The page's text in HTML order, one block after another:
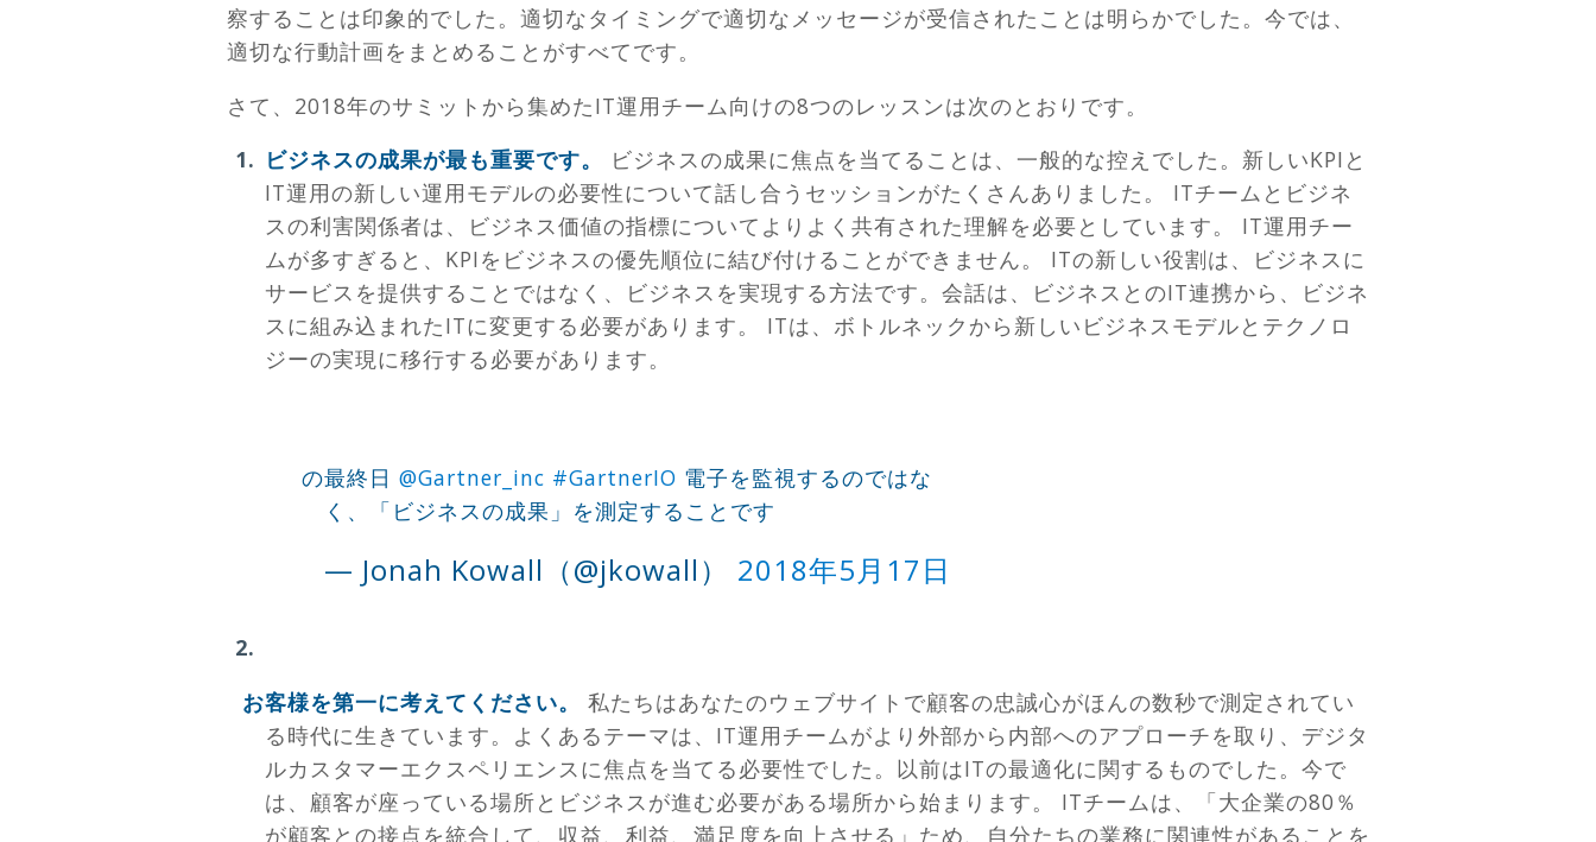
察することは印象的でした。適切なタイミングで適切なメッセージが受信されたことは明らかでした。今では、
適切な行動計画をまとめることがすべてです。
さて、2018年のサミットから集めたIT運用チーム向けの8つのレッスンは次のとおりです。
ビジネスの成果が最も重要です。
ビジネスの成果に焦点を当てることは、一般的な控えでした。新しいKPIと
IT運用の新しい運用モデルの必要性について話し合うセッションがたくさんありました。 ITチームとビジネ
スの利害関係者は、ビジネス価値の指標についてよりよく共有された理解を必要としています。 IT運用チー
ムが多すぎると、KPIをビジネスの優先順位に結び付けることができません。 ITの新しい役割は、ビジネスに
サービスを提供することではなく、ビジネスを実現する方法です。会話は、ビジネスとのIT連携から、ビジネ
スに組み込まれたITに変更する必要があります。 ITは、ボトルネックから新しいビジネスモデルとテクノロ
ジーの実現に移行する必要があります。
の最終日 @Gartner_inc #GartnerIO 電子を監視するのではな
く、「ビジネスの成果」を測定することです
— Jonah Kowall（@jkowall） 2018年5月17日
お客様を第一に考えてください。
私たちはあなたのウェブサイトで顧客の忠誠心がほんの数秒で測定されてい
る時代に生きています。よくあるテーマは、IT運用チームがより外部から内部へのアプローチを取り、デジタ
ルカスタマーエクスペリエンスに焦点を当てる必要性でした。以前はITの最適化に関するものでした。今で
は、顧客が座っている場所とビジネスが進む必要がある場所から始まります。 ITチームは、「大企業の80％
が顧客との接点を統合して、収益、利益、満足度を向上させる」ため、自分たちの業務に関連性があることを